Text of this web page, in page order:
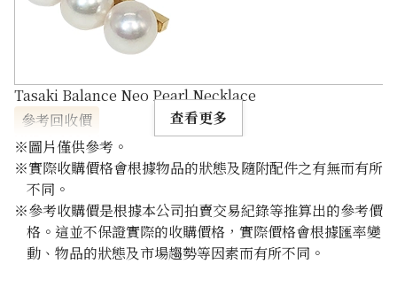
Tasaki Balance Neo Pearl Necklace
參考回收價
HKD 8,662.84
查看更多
※圖片僅供參考。
※實際收購價格會根據物品的狀態及隨附配件之有無而有所
不同。
※參考收購價是根據本公司拍賣交易紀錄等推算出的參考價
格。這並不保證實際的收購價格，實際價格會根據匯率變
動、物品的狀態及市場趨勢等因素而有所不同。